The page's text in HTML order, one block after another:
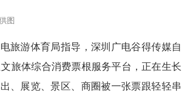
图
游体育局指导，深圳广电谷得传媒自
旅体综合消费票根服务平台，正在生长
、展览、景区、商圈被一张票跟轻轻串